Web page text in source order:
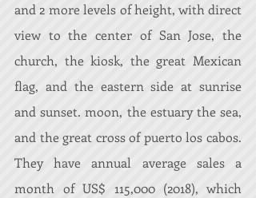
and 2 more levels of height, with direct
view to the center of San Jose, the
church, the kiosk, the great Mexican
flag, and the eastern side at sunrise
and sunset. moon, the estuary the sea,
and the great cross of puerto los cabos.
They have annual average sales a
month of US$ 115,000 (2018), which